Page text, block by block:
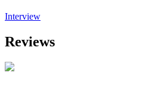
Interview
Reviews